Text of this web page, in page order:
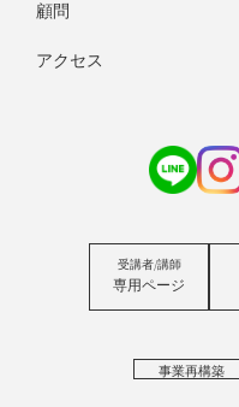
顧問
アクセス
受講者/講師
専用ページ
事業再構築